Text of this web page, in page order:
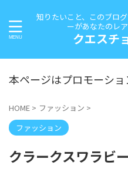
知りたいこと、このブロ
ーがあなたのレ
クエスチ
本ページはプロモーシ
HOME > ファッション >
ファッション
クラークスワラビ